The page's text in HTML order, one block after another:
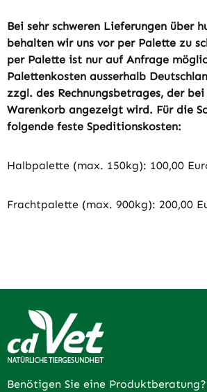
Bei sehr schweren Lieferungen über
behalten wir uns vor per Palette zu
per Palette ist nur auf Anfrage
Palettenkosten ausserhalb
zzgl. des Rechnungsbetrages, der
Warenkorb angezeigt wird. Für die
folgende feste Speditionskosten:
Halbpalette (max. 150kg): 100,00
Frachtpalette (max. 900kg): 200,00
Benötigen Sie eine